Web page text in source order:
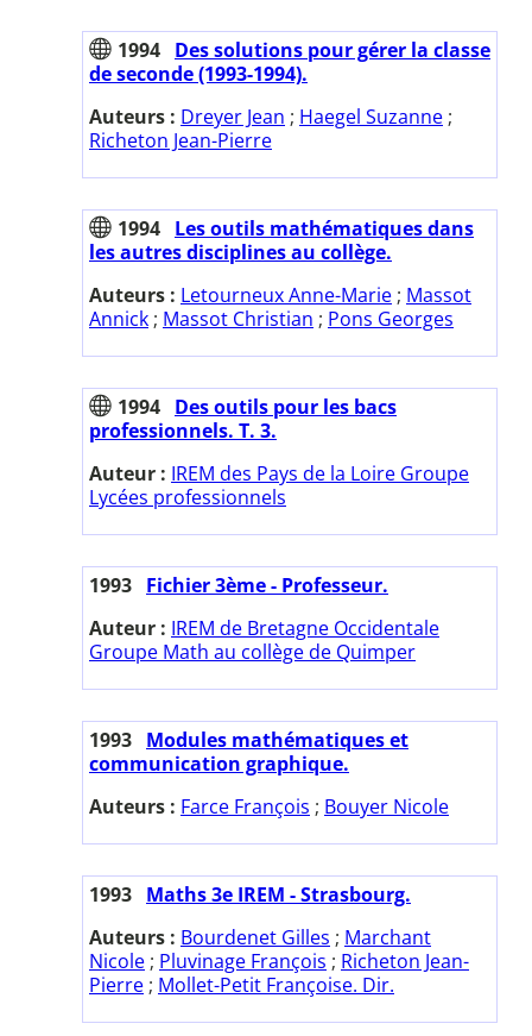
1994 Des solutions pour gérer la classe
de seconde (1993-1994).
Auteurs : Dreyer Jean ; Haegel Suzanne ;
Richeton Jean-Pierre
1994 Les outils mathématiques dans
les autres disciplines au collège.
Auteurs : Letourneux Anne-Marie ; Massot
Annick ; Massot Christian ; Pons Georges
1994 Des outils pour les bacs
professionnels. T. 3.
Auteur : IREM des Pays de la Loire Groupe
Lycées professionnels
1993 Fichier 3ème - Professeur.
Auteur : IREM de Bretagne Occidentale
Groupe Math au collège de Quimper
1993 Modules mathématiques et
communication graphique.
Auteurs : Farce François ; Bouyer Nicole
1993 Maths 3e IREM - Strasbourg.
Auteurs : Bourdenet Gilles ; Marchant
Nicole ; Pluvinage François ; Richeton Jean-
Pierre ; Mollet-Petit Françoise. Dir.